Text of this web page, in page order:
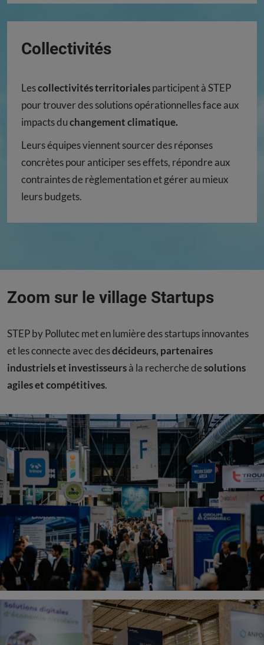
Collectivités
Lescollectivités territorialesparticipent à STEP
pour trouver des solutions opérationnelles face aux
impacts duchangement climatique.
Leurs équipes viennent sourcer des réponses
concrètes pour anticiper ses effets, répondre aux
contraintes de règlementation et gérer au mieux
leurs budgets.
Zoom sur le village Startups
STEP by Pollutec met en lumière des startups innovantes
et les connecte avec desdécideurs, partenaires
industriels et investisseursà la recherche desolutions
agiles et compétitives.